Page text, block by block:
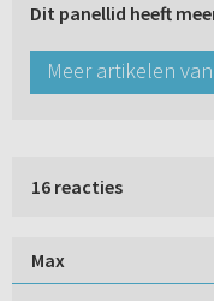
Dit panellid heeft
Meer artikelen
16 reacties
Max